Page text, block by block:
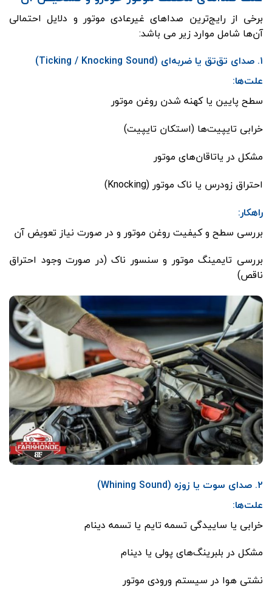
برخی از رایج‌ترین صداهای غیرعادی موتور و دلایل احتمالی
آن‌ها شامل موارد زیر می باشد:
۱. صدای تق‌تق یا ضربه‌ای (Ticking / Knocking Sound)
علت‌ها:
سطح پایین یا کهنه شدن روغن موتور
خرابی تایپیت‌ها (استکان تایپیت)
مشکل در یاتاقان‌های موتور
احتراق زودرس یا ناک موتور (Knocking)
راهکار:
بررسی سطح و کیفیت روغن موتور و در صورت نیاز تعویض آن
بررسی تایمینگ موتور و سنسور ناک (در صورت وجود احتراق
ناقص)
۲. صدای سوت یا زوزه (Whining Sound)
علت‌ها:
خرابی یا ساییدگی تسمه تایم یا تسمه دینام
مشکل در بلبرینگ‌های پولی یا دینام
نشتی هوا در سیستم ورودی موتور